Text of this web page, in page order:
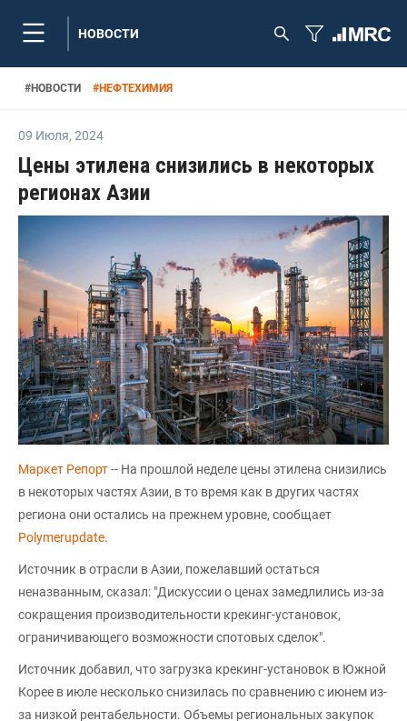
НОВОСТИ
#НОВОСТИ #НЕФТЕХИМИЯ
09 Июля, 2024
Цены этилена снизились в некоторых
регионах Азии
Маркет Репорт-- На прошлой неделе цены этилена снизились
в некоторых частях Азии, в то время как в других частях
региона они остались на прежнем уровне, сообщает
Polymerupdate.
Источник в отрасли в Азии, пожелавший остаться
неназванным, сказал: "Дискуссии о ценах замедлились из-за
сокращения производительности крекинг-установок,
ограничивающего возможности спотовых сделок".
Источник добавил, что загрузка крекинг-установок в Южной
Корее в июле несколько снизилась по сравнению с июнем из-
за низкой рентабельности. Объемы региональных закупок